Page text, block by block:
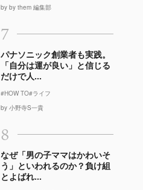
by by them 編集部
7
パナソニック創業者も実践。
「自分は運が良い」と信じる
だけで人...
#HOW TO#ライフ
by 小野寺S一貴
8
なぜ「男の子ママはかわいそ
う」といわれるのか？負け組
とよばれ...